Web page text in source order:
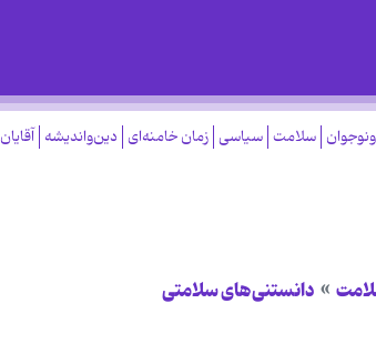
سلامت سیاسی زمان خامنه‌ای دین‌واندیشه آقایان
دانستنی‌های سلامتی